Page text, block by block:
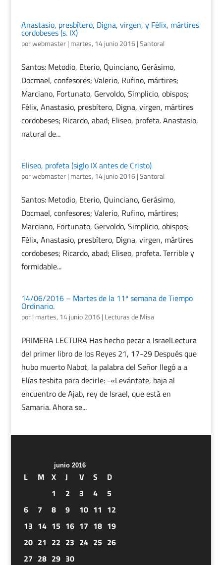
Anastasio, presbítero, Digna, virgen, y Félix, mártires
cordobeses (s. IX)
porwebmaster| martes, 14 junio 2016|Santoral
Santos: Metodio, Eterio, Quinciano, Gerásimo,
Docmael, confesores; Valerio, Rufino, mártires;
Marciano, Fortunato, Gervoldo, Simplicio, obispos;
Félix, Anastasio, presbítero, Digna, virgen, mártires
cordobeses; Ricardo, abad; Eliseo, profeta. Anastasio,
natural de...
Eliseo, profeta (siglo IX antes de Cristo)
porwebmaster| martes, 14 junio 2016|Santoral
Santos: Metodio, Eterio, Quinciano, Gerásimo,
Docmael, confesores; Valerio, Rufino, mártires;
Marciano, Fortunato, Gervoldo, Simplicio, obispos;
Félix, Anastasio, presbítero, Digna, virgen, mártires
cordobeses; Ricardo, abad; Eliseo, profeta. Terrible y
formidable...
14/06/2016 – Martes de la 11ª semana de Tiempo
Ordinario.
por| martes, 14 junio 2016| Lecturas de Misa
PRIMERA LECTURA Has hecho pecar a IsraelLectura
del primer libro de los Reyes 21, 17-29 Después que
hubo muerto Nabot, la palabra del Señor llegó a a
Elías tesbita para decirle: -«Levántate, baja al
encuentro de Ajab, rey de Israel, que está en
Samaria. Ahora se...
junio 2016
L M X J V S
D
1
2 3 4
5
6
7 8 9 10 11 12
13 14 15 16 17 18 19
20 21 22 23 24 25 26
27 28 29 30